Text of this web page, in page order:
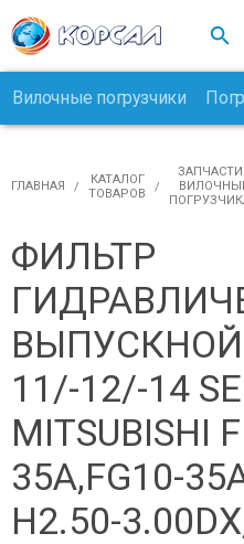

Вилочные погрузчики
ГЛАВНАЯ
КАТАЛОГ
ТОВАРОВ
ЗАПЧАСТИ
ФИЛЬТР
ВЫПУСКНОЙ
11/-12/-14
MITSUBISHI
35A,FG10-
H2.50-